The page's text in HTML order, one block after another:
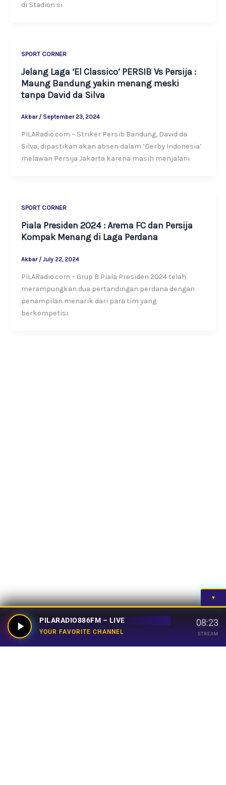
di Stadion si
SPORT CORNER
Jelang Laga ‘El Classico’ PERSIB Vs Persija :
Maung Bandung yakin menang meski
tanpa David da Silva
Akbar / September 23, 2024
PILARadio.com – Striker Persib Bandung, David da
Silva, dipastikan akan absen dalam ‘Derby Indonesia’
melawan Persija Jakarta karena masih menjalani
SPORT CORNER
Piala Presiden 2024 : Arema FC dan Persija
Kompak Menang di Laga Perdana
Akbar / July 22, 2024
PILARadio.com – Grup B Piala Presiden 2024 telah
merampungkan dua pertandingan perdana dengan
penampilan menarik dari para tim yang
berkompetisi.
▼
PILARADIO886FM – LIVE
YOUR FAVORITE CHANNEL
08:23
STREAM